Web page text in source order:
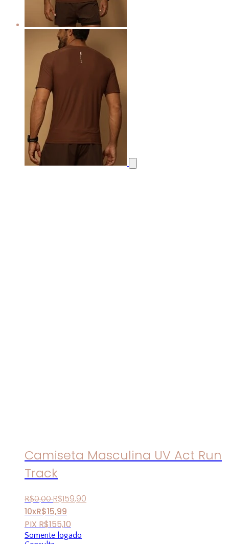
Camiseta Masculina UV Act Run
Track
R$0,00 R$159,90
10xR$15,99
PIX R$155,10
Somente logado